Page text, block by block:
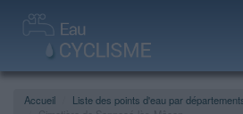
Accueil Liste des points d'eau par